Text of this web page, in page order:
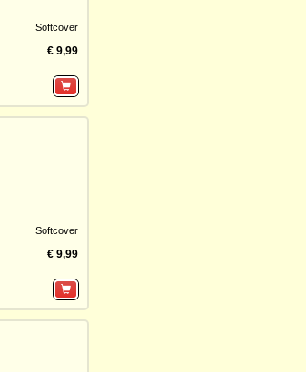
Softcover
€ 9,99
Softcover
€ 9,99